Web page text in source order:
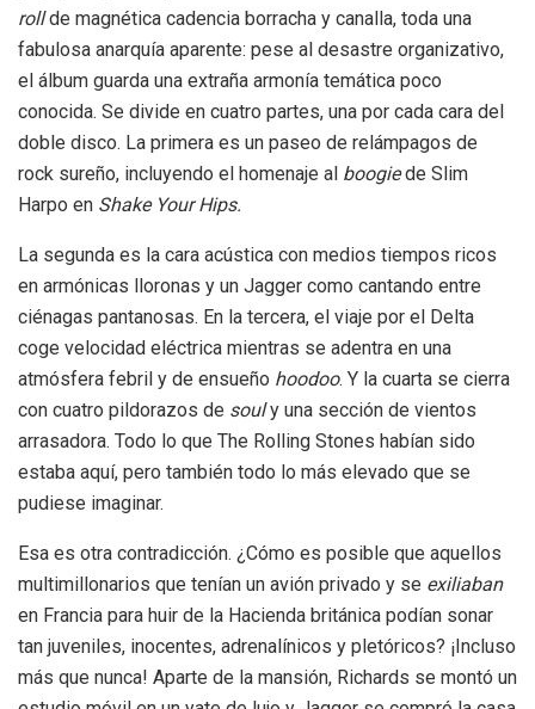
rollde magnética cadencia borracha y canalla, toda una
fabulosa anarquía aparente: pese al desastre organizativo,
el álbum guarda una extraña armonía temática poco
conocida. Se divide en cuatro partes, una por cada cara del
doble disco. La primera es un paseo de relámpagos de
rock sureño, incluyendo el homenaje al boogiede Slim
Harpo en Shake Your Hips.
La segunda es la cara acústica con medios tiempos ricos
en armónicas lloronas y un Jagger como cantando entre
ciénagas pantanosas. En la tercera, el viaje por el Delta
coge velocidad eléctrica mientras se adentra en una
atmósfera febril y de ensueño hoodoo. Y la cuarta se cierra
con cuatro pildorazos de souly una sección de vientos
arrasadora. Todo lo que The Rolling Stones habían sido
estaba aquí, pero también todo lo más elevado que se
pudiese imaginar.
Esa es otra contradicción. ¿Cómo es posible que aquellos
multimillonarios que tenían un avión privado y se exiliaban
en Francia para huir de la Hacienda británica podían sonar
tan juveniles, inocentes, adrenalínicos y pletóricos? ¡Incluso
más que nunca! Aparte de la mansión, Richards se montó un